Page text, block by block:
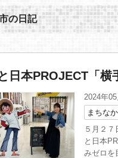
の日記
日本PROJECT「横
2024年
まちな
５月２
と日本
みゼロを